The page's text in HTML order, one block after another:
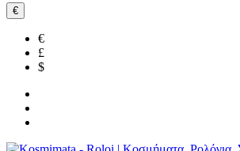
€
€
£
$